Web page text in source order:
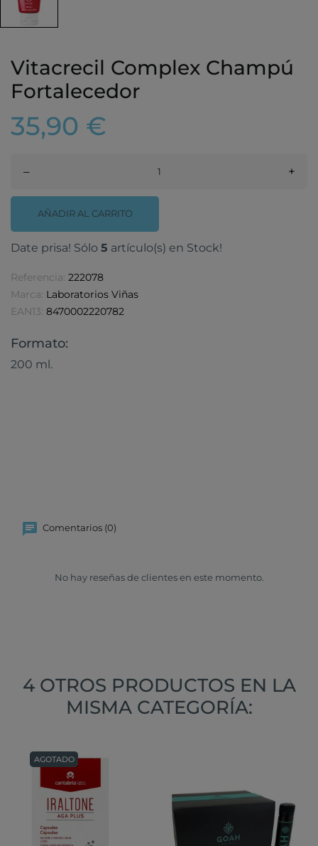
Vitacrecil Complex Champú
Fortalecedor
35,90 €
– +
AÑADIR AL CARRITO
Date prisa! Sólo 5 artículo(s) en Stock!
Referencia: 222078
Marca: Laboratorios Viñas
EAN13: 8470002220782
Formato:
200 ml.
Comentarios (0)
No hay reseñas de clientes en este momento.
4 OTROS PRODUCTOS EN LA
MISMA CATEGORÍA:
AGOTADO